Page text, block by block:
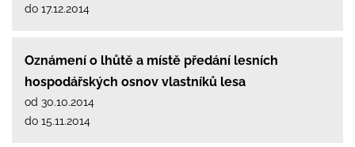
do 17.12.2014
Oznámení o lhůtě a místě předání lesních
hospodářských osnov vlastníků lesa
od 30.10.2014
do 15.11.2014